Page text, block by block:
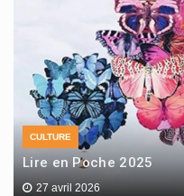
CULTURE
Lire en Poche 2025
27 avril 2026